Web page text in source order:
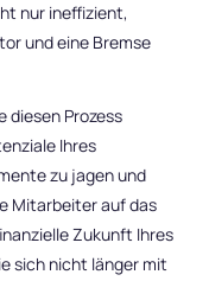
nur ineffizient,
und eine Bremse
diesen Prozess
Ihres
zu jagen und
Mitarbeiter auf das
Zukunft Ihres
sich nicht länger mit